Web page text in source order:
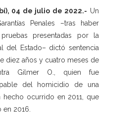
04 de julio de 2022.- Un
Penales –tras haber
presentadas por la
del Estado– dictó sentencia
diez años y cuatro meses de
Gilmer O., quien fue
del homicidio de una
hecho ocurrido en 2011, que
en 2016.